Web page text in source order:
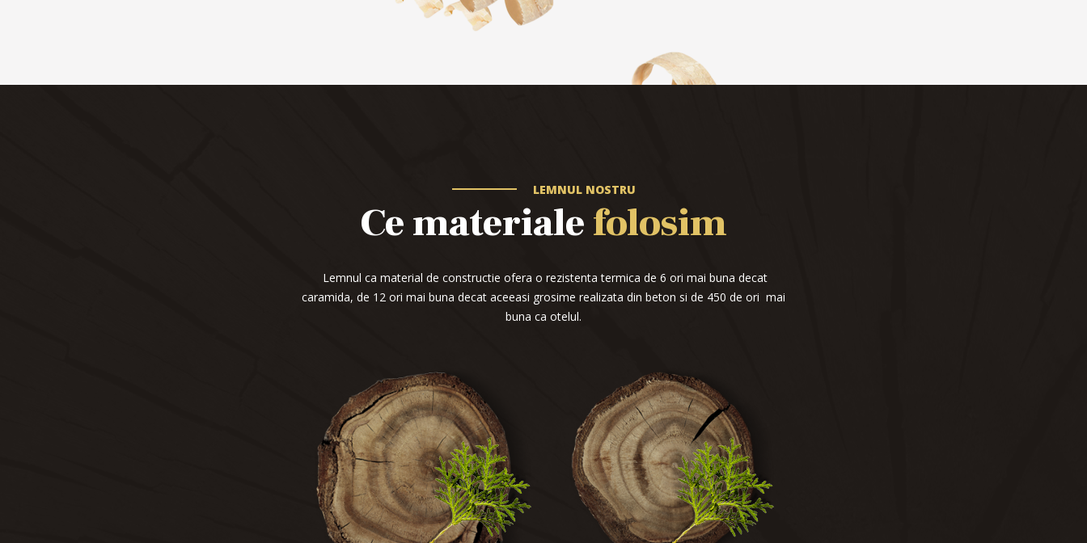
LEMNUL NOSTRU
Ce materialefolosim
Lemnul ca material de constructie ofera o rezistenta termica de 6 ori mai buna decat
caramida, de 12 ori mai buna decat aceeasi grosime realizata din beton si de 450 de ori mai
buna ca otelul.